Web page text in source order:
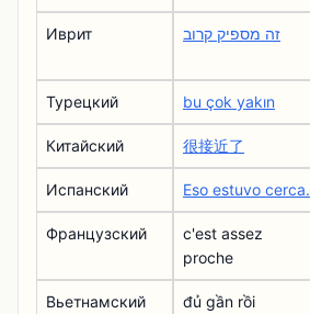
Иврит זה מספיק קרוב
Турецкий bu çok yakın
Китайский 很接近了
Испанский Eso estuvo cerca.
Французский
c'est assez
proche
Вьетнамский đủ gần rồi